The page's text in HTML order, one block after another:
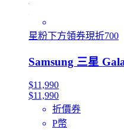
星粉下方領券現折700
Samsung 三星
$11,990
$11,990
折價券
P幣